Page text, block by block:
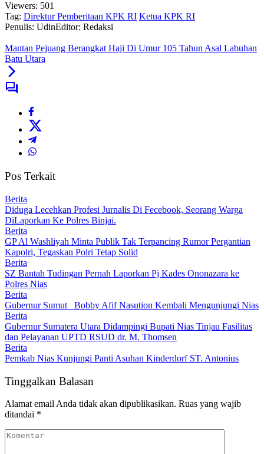
Viewers: 501
Tag: Direktur Pemberitaan KPK RI Ketua KPK RI
Penulis: UdinEditor: Redaksi
Mantan Pejuang Berangkat Haji Di Umur 105 Tahun Asal Labuhan
Batu Utara
Pos Terkait
Berita
Diduga Lecehkan Profesi Jurnalis Di Fecebook, Seorang Warga
DiLaporkan Ke Polres Binjai.
Berita
GP Al Washliyah Minta Publik Tak Terpancing Rumor Pergantian
Kapolri, Tegaskan Polri Tetap Solid
Berita
SZ Bantah Tudingan Pernah Laporkan Pj Kades Ononazara ke
Polres Nias
Berita
Gubernur Sumut Bobby Afif Nasution Kembali Mengunjungi Nias
Berita
Gubernur Sumatera Utara Didampingi Bupati Nias Tinjau Fasilitas
dan Pelayanan UPTD RSUD dr. M. Thomsen
Berita
Pemkab Nias Kunjungi Panti Asuhan Kinderdorf ST. Antonius
Tinggalkan Balasan
Alamat email Anda tidak akan dipublikasikan. Ruas yang wajib
ditandai *